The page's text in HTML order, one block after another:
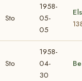
Sto
1958-
05-
05
Sto
1958-
04-
30